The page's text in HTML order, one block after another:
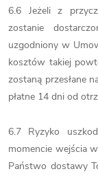
6.6 Jeżeli z
zostanie
uzgodniony w
kosztów takiej
zostaną przesłane
płatne 14 dni od
6.7 Ryzyko
momencie wejścia
Państwo dostawy